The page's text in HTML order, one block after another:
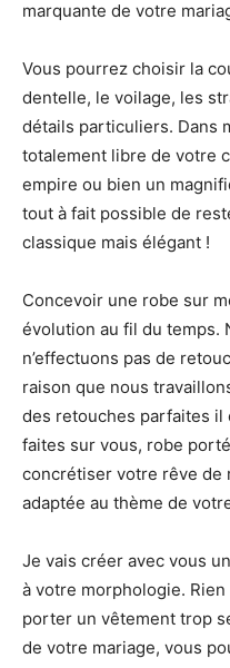
marquante de votre
Vous pourrez choisir la
dentelle, le voilage, les
détails particuliers. Dans
totalement libre de votre
empire ou bien un
tout à fait possible de
classique mais élégant !
Concevoir une robe sur
évolution au fil du temps.
n’effectuons pas de
raison que nous
des retouches parfaites il
faites sur vous, robe
concrétiser votre rêve de
adaptée au thème de
Je vais créer avec vous
à votre morphologie. Rien
porter un vêtement trop
de votre mariage, vous